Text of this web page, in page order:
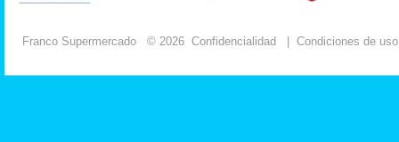
Franco Supermercado © 2026 Confidencialidad Condiciones de uso